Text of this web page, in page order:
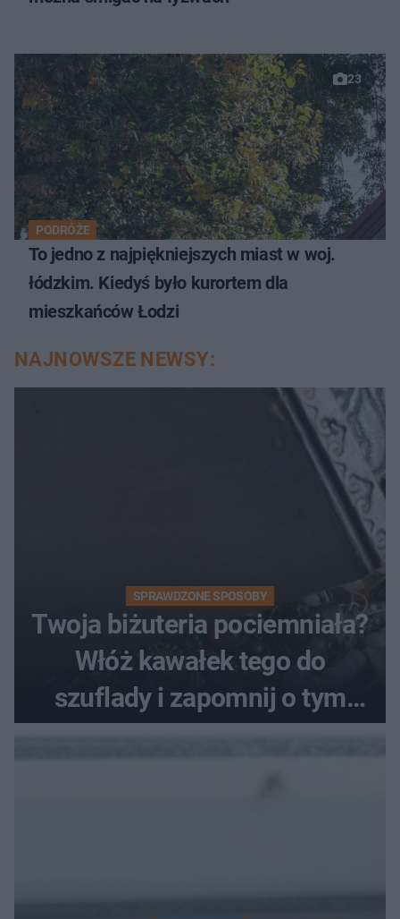
23
PODRÓŻE
To jedno z najpiękniejszych miast w woj.
łódzkim. Kiedyś było kurortem dla
mieszkańców Łodzi
NAJNOWSZE NEWSY:
SPRAWDZONE SPOSOBY
Twoja biżuteria pociemniała?
Włóż kawałek tego do
szuflady i zapomnij o tym
problemie. Sposób na